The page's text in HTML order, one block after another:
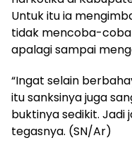
Untuk itu ia
tidak mencoba-
apalagi sampai
“Ingat selain
itu sanksinya juga
buktinya sedikit.
tegasnya. (SN/Ar)